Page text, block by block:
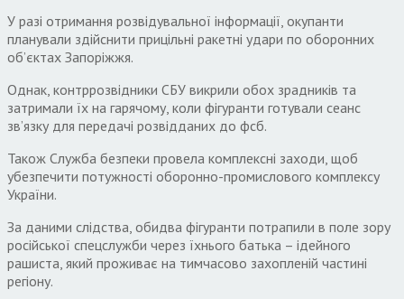
У разі отримання розвідувальної інформації, окупанти
планували здійснити прицільні ракетні удари по оборонних
об’єктах Запоріжжя.
Однак, контррозвідники СБУ викрили обох зрадників та
затримали їх на гарячому, коли фігуранти готували сеанс
зв’язку для передачі розвідданих до фсб.
Також Служба безпеки провела комплексні заходи, щоб
убезпечити потужності оборонно-промислового комплексу
України.
За даними слідства, обидва фігуранти потрапили в поле зору
російської спецслужби через їхнього батька – ідейного
рашиста, який проживає на тимчасово захопленій частині
регіону.